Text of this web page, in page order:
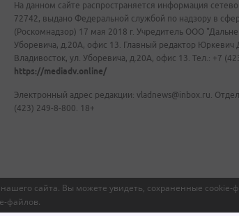
сайта. Вы можете увидеть, сохраненные
файлов.
На данном сайте распространяется информация
72742, выдано Федеральной службой по надзору в
(Роскомнадзор) 17 мая 2018 г. Учредитель ООО
Уборевича, д.20А, офис 13. Главный редактор
Владивосток, ул. Уборевича, д.20А, офис 13. Тел.: +7
https://mediadv.online/
Электронный адрес редакции: vladnews@inbox.ru.
(423) 249-8-800. 18+